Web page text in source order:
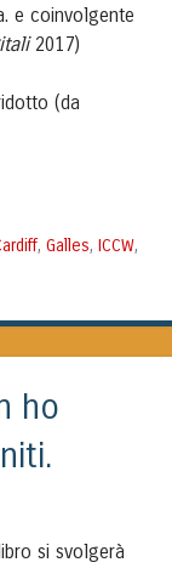
e coinvolgente
2017)
(da
, Galles, ICCW,
ho
si svolgerà